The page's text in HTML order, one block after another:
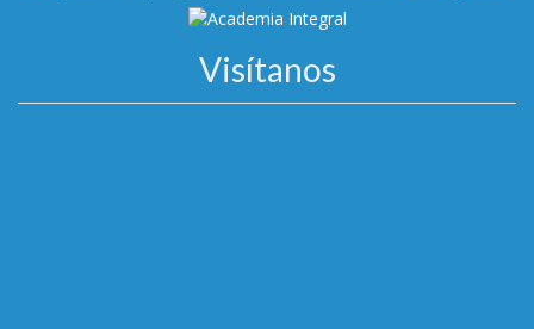
Visítanos